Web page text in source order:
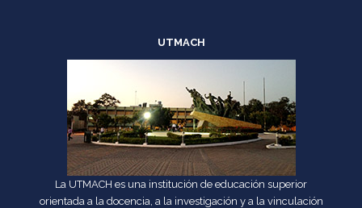
UTMACH
La UTMACH es una institución de educación superior
orientada a la docencia, a la investigación y a la vinculación